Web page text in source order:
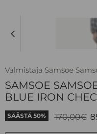
Valmistaja Samsoe
SAMSOE
BLUE IRON
SÄÄSTÄ 50% 170,00€